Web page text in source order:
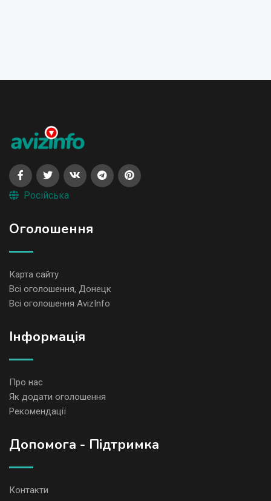
Російська
Оголошення
Карта сайту
Всі оголошення, Донецк
Всі оголошення AvizInfo
Iнформація
Про нас
Як додати оголошення
Рекомендації
Допомога - Підтримка
Контакти